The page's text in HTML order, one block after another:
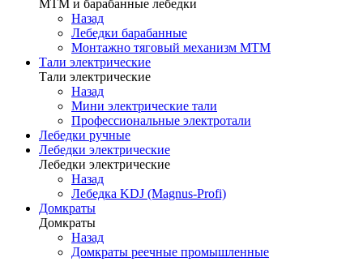
МТМ и барабанные лебедки
Назад
Лебедки барабанные
Монтажно тяговый механизм МТМ
Тали электрические
Тали электрические
Назад
Мини электрические тали
Профессиональные электротали
Лебедки ручные
Лебедки электрические
Лебедки электрические
Назад
Лебедка KDJ (Magnus-Profi)
Домкраты
Домкраты
Назад
Домкраты реечные промышленные